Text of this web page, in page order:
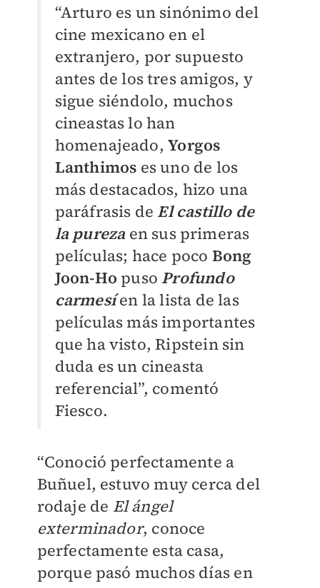
“Arturo es un sinónimo del
cine mexicano en el
extranjero, por supuesto
antes de los tres amigos, y
sigue siéndolo, muchos
cineastas lo han
homenajeado,Yorgos
Lanthimos es uno de los
más destacados, hizo una
paráfrasis de El castillo de
la pureza en sus primeras
películas; hace poco Bong
Joon-Ho puso Profundo
carmesíen la lista de las
películas más importantes
que ha visto, Ripstein sin
duda es un cineasta
referencial”, comentó
Fiesco.
“Conoció perfectamente a
Buñuel, estuvo muy cerca del
rodaje de El ángel
exterminador, conoce
perfectamente esta casa,
porque pasó muchos días en